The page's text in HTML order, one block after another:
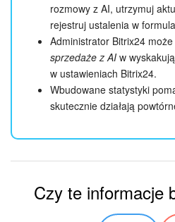
rozmowy z AI, utrzymuj
rejestruj ustalenia w
Administrator Bitrix24 może
sprzedaże z AI w
w ustawieniach Bitrix24.
Wbudowane statystyki
skutecznie działają
Czy te informacje